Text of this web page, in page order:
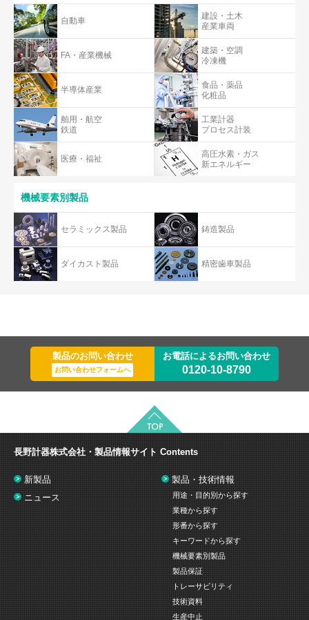
自動車
建設・土木
産業車両
FA・産業機械
建築・空調
冷凍機
半導体産業
食品・薬品
化粧品
舶用・航空
鉄道
工業計器
プロセス計装
医療・福祉
高圧水素・ガス
新エネルギー
機械要素別製品
セラミックス製品 鋳造製品
ダイカスト製品 精密歯車製品
製品のお問い合わせ
お問い合わせフォームへ
お電話によるお問い合わせ
0120-10-8790
長野計器株式会社・製品情報サイト Contents
新製品
ニュース
製品・技術情報
用途・目的別から探す
業種から探す
形番から探す
キーワードから探す
機械要素別製品
製品保証
トレーサビリティ
技術資料
生産中止